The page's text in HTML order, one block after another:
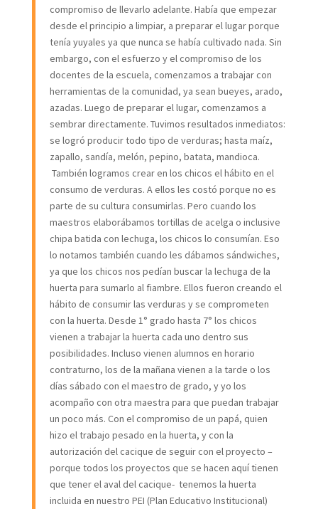
compromiso de llevarlo adelante. Había que empezar
desde el principio a limpiar, a preparar el lugar porque
tenía yuyales ya que nunca se había cultivado nada. Sin
embargo, con el esfuerzo y el compromiso de los
docentes de la escuela, comenzamos a trabajar con
herramientas de la comunidad, ya sean bueyes, arado,
azadas. Luego de preparar el lugar, comenzamos a
sembrar directamente. Tuvimos resultados inmediatos:
se logró producir todo tipo de verduras; hasta maíz,
zapallo, sandía, melón, pepino, batata, mandioca.
También logramos crear en los chicos el hábito en el
consumo de verduras. A ellos les costó porque no es
parte de su cultura consumirlas. Pero cuando los
maestros elaborábamos tortillas de acelga o inclusive
chipa batida con lechuga, los chicos lo consumían. Eso
lo notamos también cuando les dábamos sándwiches,
ya que los chicos nos pedían buscar la lechuga de la
huerta para sumarlo al fiambre. Ellos fueron creando el
hábito de consumir las verduras y se comprometen
con la huerta. Desde 1° grado hasta 7° los chicos
vienen a trabajar la huerta cada uno dentro sus
posibilidades. Incluso vienen alumnos en horario
contraturno, los de la mañana vienen a la tarde o los
días sábado con el maestro de grado, y yo los
acompaño con otra maestra para que puedan trabajar
un poco más. Con el compromiso de un papá, quien
hizo el trabajo pesado en la huerta, y con la
autorización del cacique de seguir con el proyecto –
porque todos los proyectos que se hacen aquí tienen
que tener el aval del cacique- tenemos la huerta
incluida en nuestro PEI (Plan Educativo Institucional)